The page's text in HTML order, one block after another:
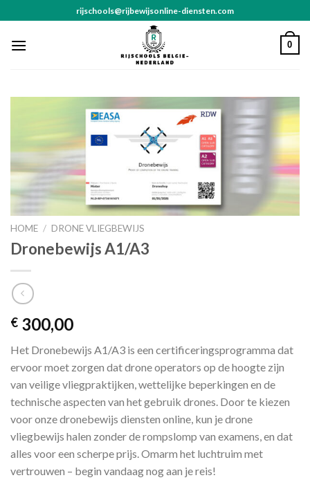
to
content
rijschools@rijbewijsonline-diensten.com
0
HOME / DRONE VLIEGBEWIJS
Dronebewijs A1/A3
€ 300,00
Het Dronebewijs A1/A3 is een certificeringsprogramma dat
ervoor moet zorgen dat drone operators op de hoogte zijn
van veilige vliegpraktijken, wettelijke beperkingen en de
technische aspecten van het gebruik drones. Door te kiezen
voor onze dronebewijs diensten online, kun je drone
vliegbewijs halen zonder de rompslomp van examens, en dat
alles voor een scherpe prijs. Omarm het luchtruim met
vertrouwen – begin vandaag nog aan je reis!